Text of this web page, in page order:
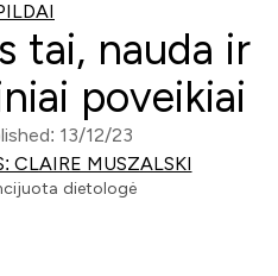
tai, nauda ir
poveikiai
13/12/23
CLAIRE MUSZALSKI
dietologė